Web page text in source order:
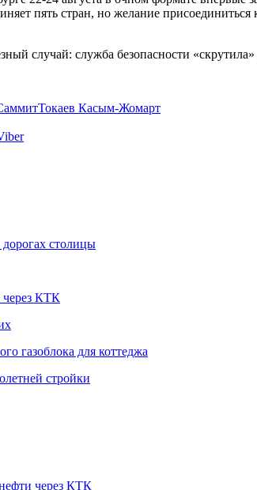
пять стран, но желание
случай: служба безопасности
Токаев Касым-Жомарт
столицы
через КТК
газоблока для коттеджа
стройки
через КТК